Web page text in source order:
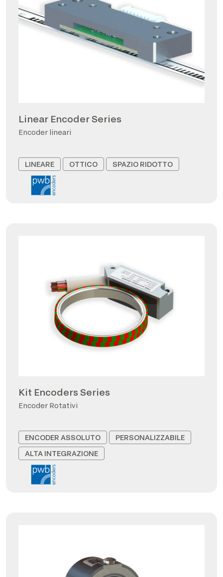
Linear Encoder Series
Encoder lineari
LINEARE OTTICO SPAZIO RIDOTTO
Kit Encoders Series
Encoder Rotativi
ENCODER ASSOLUTO
PERSONALIZZABILE
ALTA INTEGRAZIONE